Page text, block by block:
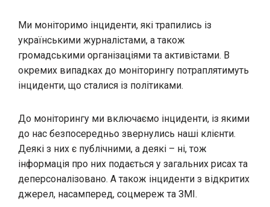
Ми моніторимо інциденти, які трапились із
українськими журналістами, а також
громадськими організаціями та активістами. В
окремих випадках до моніторингу потраплятимуть
інциденти, що сталися із політиками.
До моніторингу ми включаємо інциденти, із якими
до нас безпосередньо звернулись наші клієнти.
Деякі з них є публічними, а деякі – ні, тож
інформація про них подається у загальних рисах та
деперсоналізовано. А також інциденти з відкритих
джерел, насамперед, соцмереж та ЗМІ.